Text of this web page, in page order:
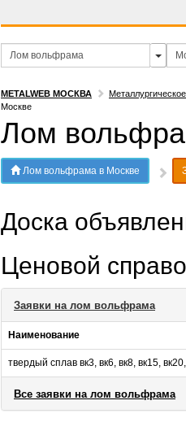
METALWEB МОСКВА
Москве
Лом
Лом вольфрама в Москве
Доска
Ценовой
Заявки на лом вольфрама
Наименование
твердый сплав вк3, вк6, вк8, вк15,
Все заявки на лом вольфрама